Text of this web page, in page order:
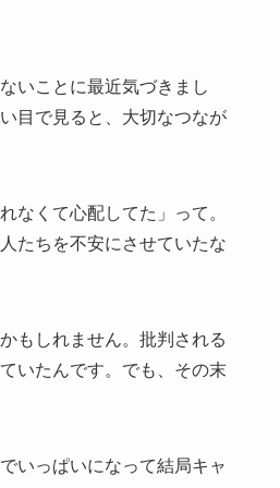
いことに最近気づきまし
目で見ると、大切なつなが
なくて心配してた」って。
たちを不安にさせていたな
もしれません。批判される
いたんです。でも、その末
いっぱいになって結局キャ